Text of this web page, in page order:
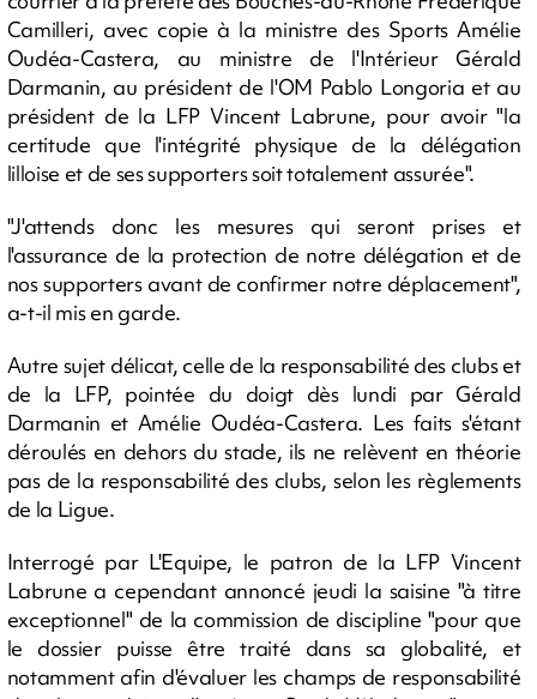
Camilleri, avec copie à la ministre des Sports Amélie
Oudéa-Castera, au ministre de l'Intérieur Gérald
Darmanin, au président de l'OM Pablo Longoria et au
président de la LFP Vincent Labrune, pour avoir "la
certitude que l'intégrité physique de la délégation
lilloise et de ses supporters soit totalement assurée".
"J'attends donc les mesures qui seront prises et
l'assurance de la protection de notre délégation et de
nos supporters avant de confirmer notre déplacement",
a-t-il mis en garde.
Autre sujet délicat, celle de la responsabilité des clubs et
de la LFP, pointée du doigt dès lundi par Gérald
Darmanin et Amélie Oudéa-Castera. Les faits s'étant
déroulés en dehors du stade, ils ne relèvent en théorie
pas de la responsabilité des clubs, selon les règlements
de la Ligue.
Interrogé par L'Equipe, le patron de la LFP Vincent
Labrune a cependant annoncé jeudi la saisine "à titre
exceptionnel" de la commission de discipline "pour que
le dossier puisse être traité dans sa globalité, et
notamment afin d'évaluer les champs de responsabilité